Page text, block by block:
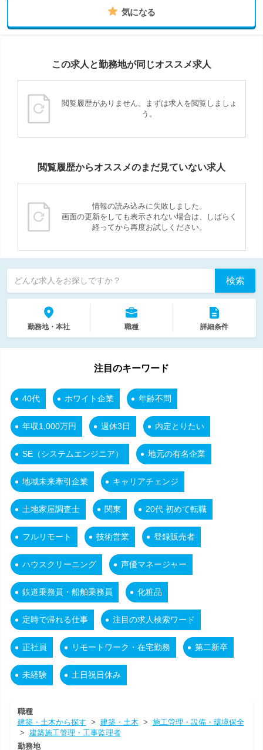
気になる
この求人と勤務地が同じオススメ求人
閲覧履歴がありません。まずは求人を閲覧しましょ
う。
閲覧履歴からオススメのまだ見ていない求人
情報の読み込みに失敗しました。
画面の更新をしても表示されない場合は、しばらく
経ってから再度お試しください。
どんな求人をお探しですか？ 検索
勤務地・本社 職種 詳細条件
注目のキーワード
40代 ホワイト企業 年齢不問
年収1,000万円 週休3日 内定とりたい
SE（システムエンジニア） 地元の有名企業
地域未来牽引企業 キャリアチェンジ
土地家屋調査士 関東 20代 初めて転職
フルリモート 技術営業 登録販売者
ハウスクリーニング 声優マネージャー
鉄道乗務員・船舶乗務員 化粧品
定時で帰れる仕事 注目の求人検索ワード
正社員 リモートワーク・在宅勤務 第二新卒
未経験 土日祝日休み
職種
建築・土木から探す > 建築・土木 > 施工管理・設備・環境保全
> 建築施工管理・工事監理者
勤務地